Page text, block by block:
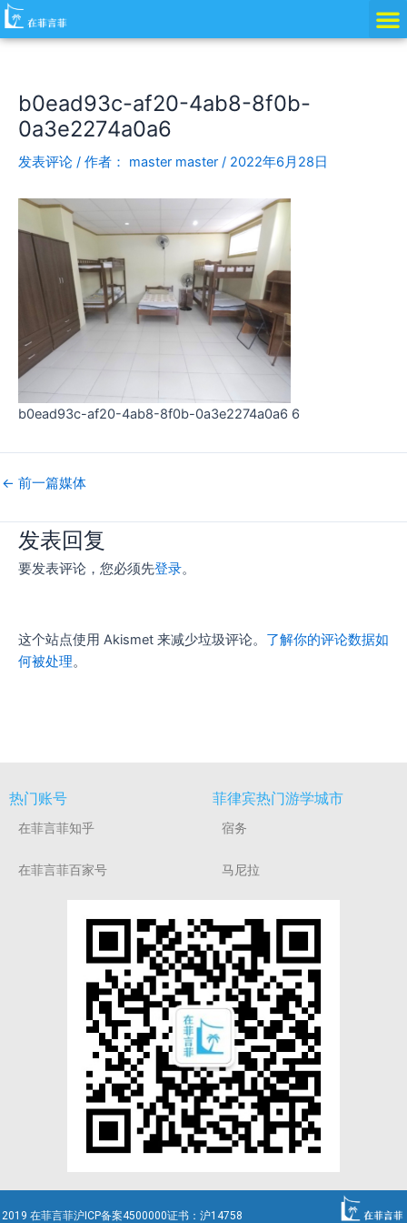
跳
至
b0ead93c-af20-4ab8-8f0b-
0a3e2274a0a6
发表评论 / 作者： master master / 2022年6月28日
b0ead93c-af20-4ab8-8f0b-0a3e2274a0a6 6
Post
navigation
← 前一篇媒体
发表回复
要发表评论，您必须先登录。
这个站点使用 Akismet 来减少垃圾评论。 了解你的评论数据如
何被处理。
热门账号
在菲言菲知乎
在菲言菲百家号
菲律宾热门游学城市
宿务
马尼拉
2019 在菲言菲沪ICP备案4500000证书：沪14758